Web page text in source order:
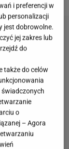
i preferencji w
personalizacji
jest dobrowolne.
jej zakres lub
do
także do celów
świadczonych
o
– Agora